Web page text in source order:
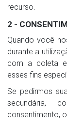
recurso.
2 -
Quando você
durante a
com a coleta e
esses fins
Se pedirmos
secundária,
consentimento,